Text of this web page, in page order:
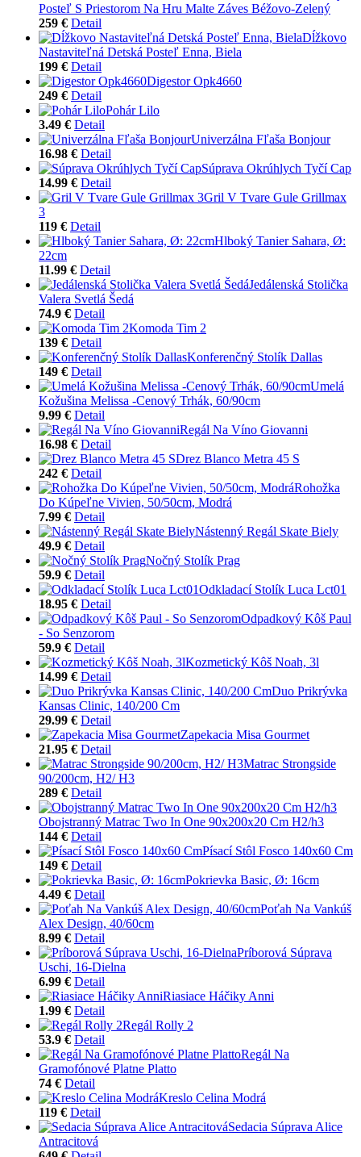
Posteľ S Priestorom Na Hru Malte Záves Béžovo-Zelený
259 € Detail
Dĺžkovo
Nastaviteľná Detská Posteľ Enna, Biela
199 € Detail
Digestor Opk4660
249 € Detail
Pohár Lilo
3.49 € Detail
Univerzálna Fľaša Bonjour
16.98 € Detail
Súprava Okrúhlych Tyčí Cap
14.99 € Detail
Gril V Tvare Gule Grillmax
3
119 € Detail
Hlboký Tanier Sahara, Ø:
22cm
11.99 € Detail
Jedálenská Stolička
Valera Svetlá Šedá
74.9 € Detail
Komoda Tim 2
139 € Detail
Konferenčný Stolík Dallas
149 € Detail
Umelá
Kožušina Melissa -Cenový Trhák, 60/90cm
9.99 € Detail
Regál Na Víno Giovanni
16.98 € Detail
Drez Blanco Metra 45 S
242 € Detail
Rohožka
Do Kúpeľne Vivien, 50/50cm, Modrá
7.99 € Detail
Nástenný Regál Skate Biely
49.9 € Detail
Nočný Stolík Prag
59.9 € Detail
Odkladací Stolík Luca Lct01
18.95 € Detail
Odpadkový Kôš Paul
- So Senzorom
59.9 € Detail
Kozmetický Kôš Noah, 3l
14.99 € Detail
Duo Prikrývka
Kansas Clinic, 140/200 Cm
29.99 € Detail
Zapekacia Misa Gourmet
21.95 € Detail
Matrac Strongside
90/200cm, H2/ H3
289 € Detail
Obojstranný Matrac Two In One 90x200x20 Cm H2/h3
144 € Detail
Písací Stôl Fosco 140x60 Cm
149 € Detail
Pokrievka Basic, Ø: 16cm
4.49 € Detail
Poťah Na Vankúš
Alex Design, 40/60cm
8.99 € Detail
Príborová Súprava
Uschi, 16-Dielna
6.99 € Detail
Riasiace Háčiky Anni
1.99 € Detail
Regál Rolly 2
53.9 € Detail
Regál Na
Gramofónové Platne Platto
74 € Detail
Kreslo Celina Modrá
119 € Detail
Sedacia Súprava Alice
Antracitová